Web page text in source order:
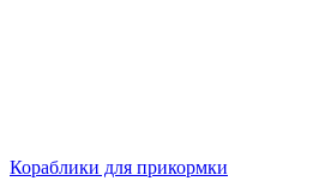
Кораблики для прикормки